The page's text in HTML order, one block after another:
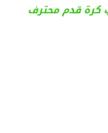
كرة قدم محترف